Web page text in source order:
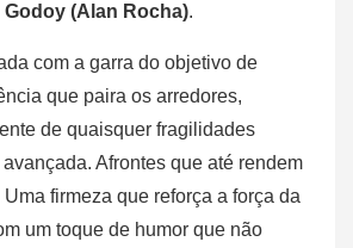
Godoy (Alan Rocha).
com a garra do objetivo de
que paira os arredores,
de quaisquer fragilidades
Afrontes que até rendem
firmeza que reforça a força da
um toque de humor que não